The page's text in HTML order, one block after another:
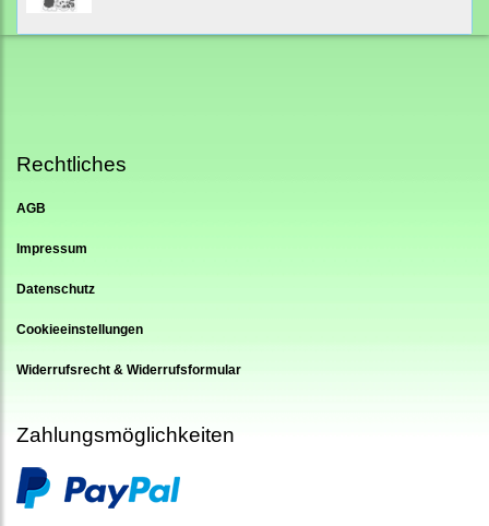
Rechtliches
AGB
Impressum
Datenschutz
Cookieeinstellungen
Widerrufsrecht & Widerrufsformular
Zahlungsmöglichkeiten